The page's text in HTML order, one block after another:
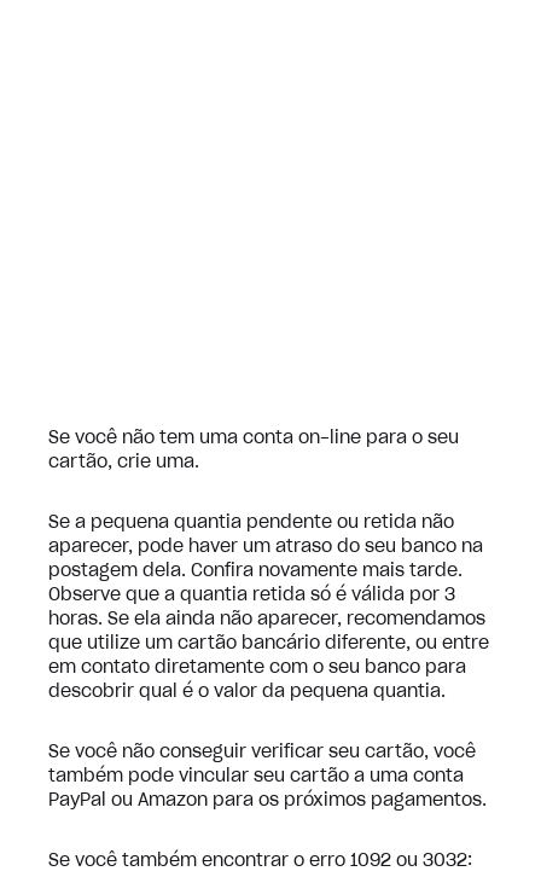
Se você não tem uma conta on-line para o seu
cartão, crie uma.
Se a pequena quantia pendente ou retida não
aparecer, pode haver um atraso do seu banco na
postagem dela. Confira novamente mais tarde.
Observe que a quantia retida só é válida por 3
horas. Se ela ainda não aparecer, recomendamos
que utilize um cartão bancário diferente, ou entre
em contato diretamente com o seu banco para
descobrir qual é o valor da pequena quantia.
Se você não conseguir verificar seu cartão, você
também pode vincular seu cartão a uma conta
PayPal ou Amazon para os próximos pagamentos.
Se você também encontrar o erro 1092 ou 3032: